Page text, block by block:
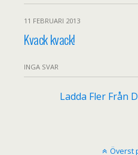
11 FEBRUARI 2013
Kvack kvack!
INGA SVAR
Ladda Fler Från
Överst